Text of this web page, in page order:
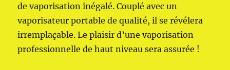
de vaporisation inégalé. Couplé avec un
vaporisateur portable de qualité, il se révélera
irremplaçable. Le plaisir d’une vaporisation
professionnelle de haut niveau sera assurée !